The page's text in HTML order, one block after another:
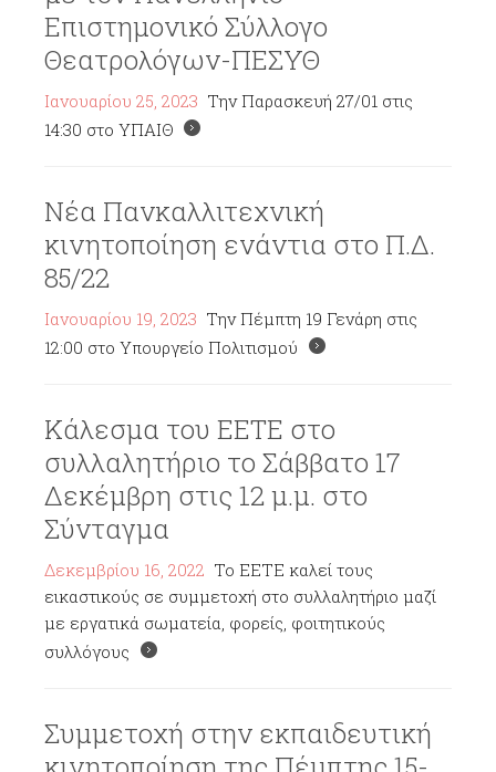
Επιστημονικό Σύλλογο
Θεατρολόγων-ΠΕΣΥΘ
Ιανουαρίου 25, 2023 Την Παρασκευή 27/01 στις
14:30 στο ΥΠΑΙΘ
Νέα Πανκαλλιτεχνική
κινητοποίηση ενάντια στο Π.Δ.
85/22
Ιανουαρίου 19, 2023 Την Πέμπτη 19 Γενάρη στις
12:00 στο Υπουργείο Πολιτισμού
Κάλεσμα του ΕΕΤΕ στο
συλλαλητήριο το Σάββατο 17
Δεκέμβρη στις 12 μ.μ. στο
Σύνταγμα
Δεκεμβρίου 16, 2022 Το ΕΕΤΕ καλεί τους
εικαστικούς σε συμμετοχή στο συλλαλητήριο μαζί
με εργατικά σωματεία, φορείς, φοιτητικούς
συλλόγους
Συμμετοχή στην εκπαιδευτική